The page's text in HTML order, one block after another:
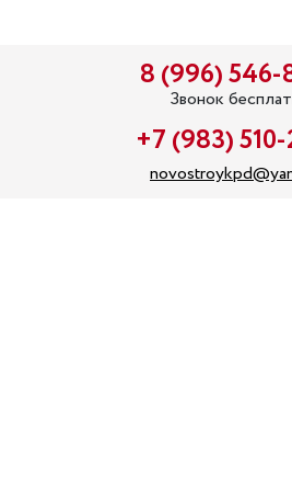
8 (996) 546-
Звонок
+7 (983)